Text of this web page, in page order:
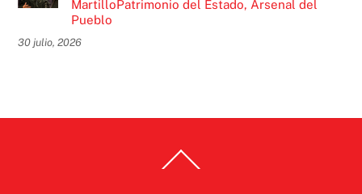
MartilloPatrimonio del Estado, Arsenal del
Pueblo
30 julio, 2026
To